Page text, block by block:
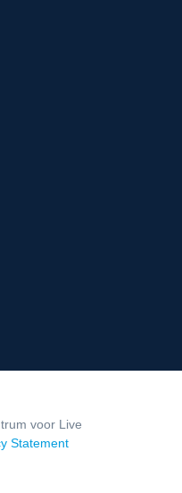
voor Live
Statement